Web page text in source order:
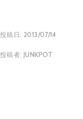
投稿日: 2013/07/14
投稿者: JUNKPOT